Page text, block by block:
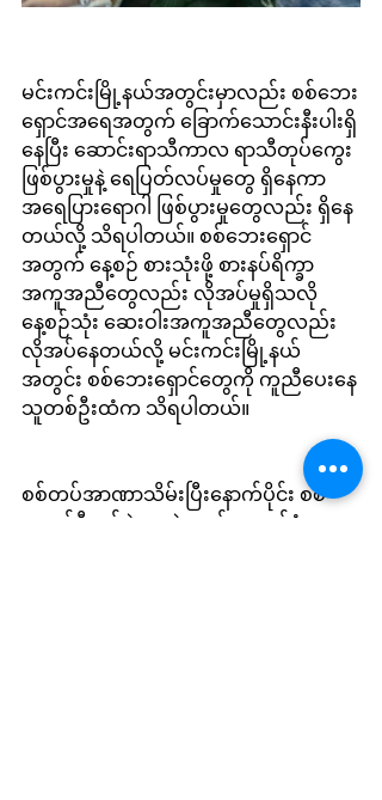
မင်းကင်းမြို့နယ်အတွင်းမှာလည်း စစ်ဘေး
ရှောင်အရေအတွက် ခြောက်သောင်းနီးပါးရှိ
နေပြီး ဆောင်းရာသီကာလ ရာသီတုပ်ကွေး
ဖြစ်ပွားမှုနဲ့ ရေပြတ်လပ်မှုတွေ ရှိနေကာ
အရေပြားရောဂါ ဖြစ်ပွားမှုတွေလည်း ရှိနေ
တယ်လို့ သိရပါတယ်။ စစ်ဘေးရှောင်
အတွက် နေ့စဉ် စားသုံးဖို့ စားနပ်ရိက္ခာ
အကူအညီတွေလည်း လိုအပ်မှုရှိသလို
နေ့စဉ်သုံး ဆေးဝါးအကူအညီတွေလည်း
လိုအပ်နေတယ်လို့ မင်းကင်းမြို့နယ်
အတွင်း စစ်ဘေးရှောင်တွေကို ကူညီပေးနေ
သူတစ်ဦးထံက သိရပါတယ်။
စစ်တပ်အာဏာသိမ်းပြီးနောက်ပိုင်း စစ်
ကောင်စီတပ်ဖွဲ့တွေနဲ့ လက်အောက်ခံ ပျူ